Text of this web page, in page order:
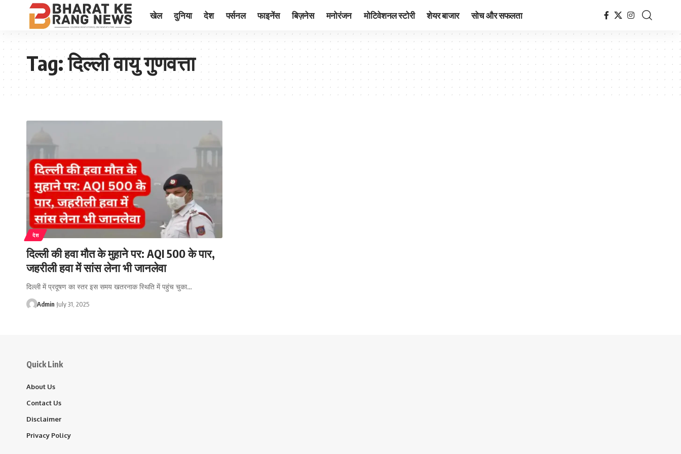
खेल दुनिया देश पर्सनल फाइनेंस बिज़नेस मनोरंजन मोटिवेशनल स्टोरी शेयर बाजार सोच और सफलता
Tag:दिल्ली वायु गुणवत्ता
देश
दिल्ली की हवा मौत के मुहाने पर: AQI 500 के पार,
जहरीली हवा में सांस लेना भी जानलेवा
दिल्ली में प्रदूषण का स्तर इस समय खतरनाक स्थिति में पहुंच चुका…
Admin July 31, 2025
Quick Link
About Us
Contact Us
Disclaimer
Privacy Policy